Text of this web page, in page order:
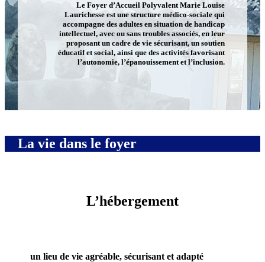
Le Foyer d’Accueil Polyvalent Marie Louise
Laurichesse est une structure médico-sociale qui
accompagne des adultes en situation de handicap
intellectuel, avec ou sans troubles associés, en leur
proposant un cadre de vie sécurisant, un soutien
éducatif et social, ainsi que des activités favorisant
l’autonomie, l’épanouissement et l’inclusion.
La vie dans le foyer
L’hébergement
un lieu de vie agréable, sécurisant et adapté